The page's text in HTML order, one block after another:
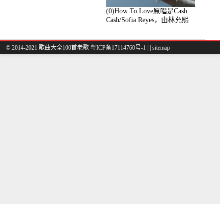
(0)How To Love原唱是Cash
Cash/Sofia Reyes，由林允熙
© 2014-2021 歌曲大全100首老歌 粤ICP备17114760号-1 sitemap